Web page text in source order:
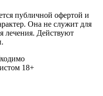
публичной офертой и
Она не служит для
лечения. Действуют
18+